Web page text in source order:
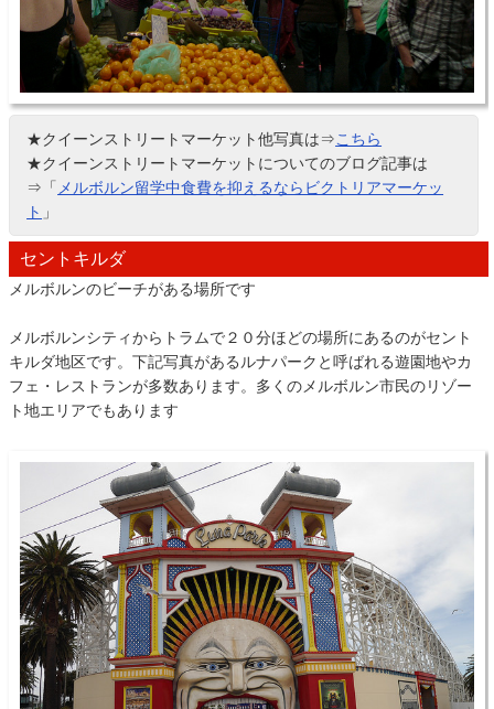
★クイーンストリートマーケット他写真は⇒こちら
★クイーンストリートマーケットについてのブログ記事は
⇒「 メルボルン留学中食費を抑えるならビクトリアマーケッ
ト 」
セントキルダ
メルボルンのビーチがある場所です
メルボルンシティからトラムで２０分ほどの場所にあるのがセント
キルダ地区です。下記写真があるルナパークと呼ばれる遊園地やカ
フェ・レストランが多数あります。多くのメルボルン市民のリゾー
ト地エリアでもあります